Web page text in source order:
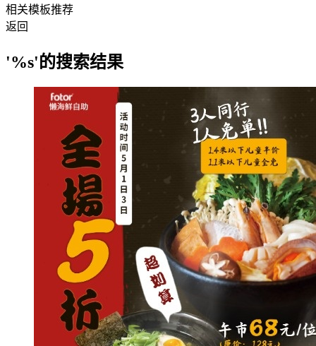
相关模板推荐
返回
'%s'的搜索结果